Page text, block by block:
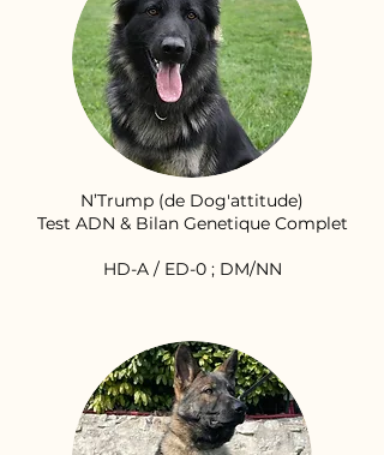
N’Trump (de Dog'attitude)
Test ADN & Bilan Genetique Complet
HD-A / ED-0 ; DM/NN